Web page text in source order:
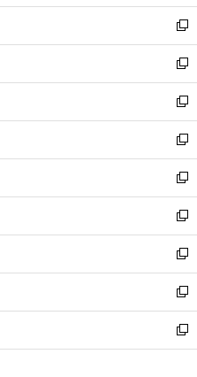
ウ
ィ
ン
ド
ウ
で
開
く
し
い
ウ
ィ
ン
ド
ウ
で
開
く
新
し
い
ウ
ィ
ン
ド
ウ
で
開
く
新
し
い
ウ
ィ
ン
ド
ウ
で
開
く
新
し
い
ウ
ィ
ン
ド
ウ
で
開
く
新
し
い
ウ
ィ
ン
ド
ウ
で
開
く
新
し
い
ウ
ィ
ン
ド
ウ
で
開
新
し
い
ウ
ィ
ン
ド
ウ
新
し
い
ウ
ィ
ン
新
し
い
ウ
新
し